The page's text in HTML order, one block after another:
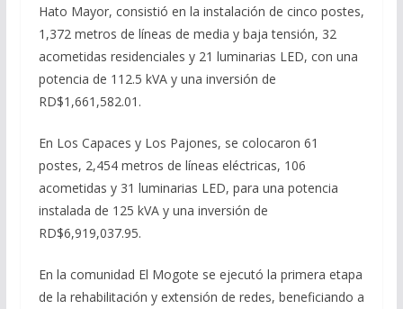
Hato Mayor, consistió en la instalación de cinco postes,
1,372 metros de líneas de media y baja tensión, 32
acometidas residenciales y 21 luminarias LED, con una
potencia de 112.5 kVA y una inversión de
RD$1,661,582.01.
En Los Capaces y Los Pajones, se colocaron 61
postes, 2,454 metros de líneas eléctricas, 106
acometidas y 31 luminarias LED, para una potencia
instalada de 125 kVA y una inversión de
RD$6,919,037.95.
En la comunidad El Mogote se ejecutó la primera etapa
de la rehabilitación y extensión de redes, beneficiando a